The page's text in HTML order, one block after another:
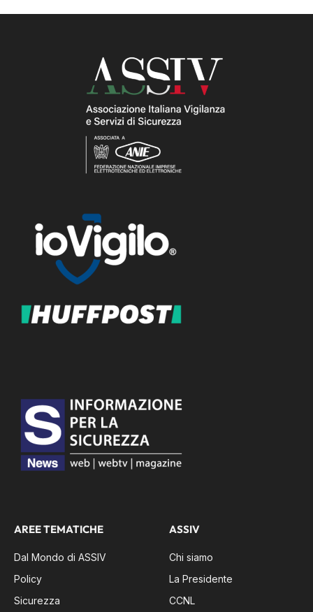
AREE TEMATICHE
Dal Mondo di ASSIV
Policy
Sicurezza
ASSIV
Chi siamo
La Presidente
CCNL